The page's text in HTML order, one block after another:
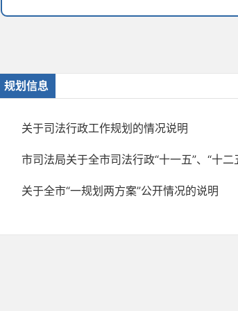
规划信息
关于司法行政工作规划的情况说明
市司法局关于全市司法行政“十一五”、“十二
关于全市“一规划两方案”公开情况的说明